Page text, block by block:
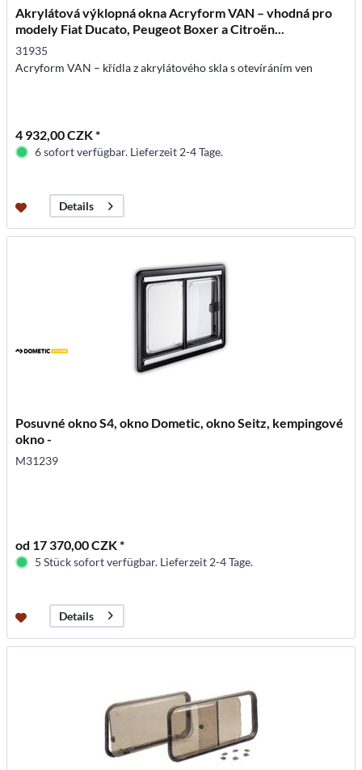
Akrylátová výklopná okna Acryform VAN – vhodná pro
modely Fiat Ducato, Peugeot Boxer a Citroën...
31935
Acryform VAN – křídla z akrylátového skla s otevíráním ven
4 932,00 CZK *
6 sofort verfügbar. Lieferzeit 2-4 Tage.
Details
Posuvné okno S4, okno Dometic, okno Seitz, kempingové
okno -
M31239
od 17 370,00 CZK *
5 Stück sofort verfügbar. Lieferzeit 2-4 Tage.
Details